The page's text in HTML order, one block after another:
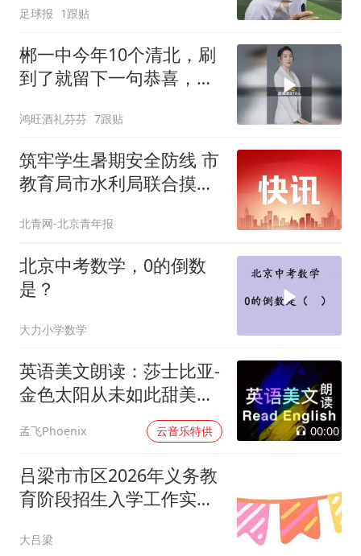
足球报 1跟贴
郴一中今年10个清北，刷
到了就留下一句恭喜，为
鸿旺酒礼芬芬 7跟贴
筑牢学生暑期安全防线 市
教育局市水利局联合摸排
北青网-北京青年报
北京中考数学，0的倒数
是？
大力小学数学
英语美文朗读：莎士比亚-
金色太阳从未如此甜美吻
孟飞Phoenix 云音乐特供 00:00
吕梁市市区2026年义务教
育阶段招生入学工作实施
大吕梁